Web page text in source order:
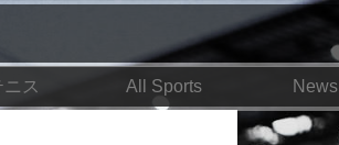
ニス All Sports News